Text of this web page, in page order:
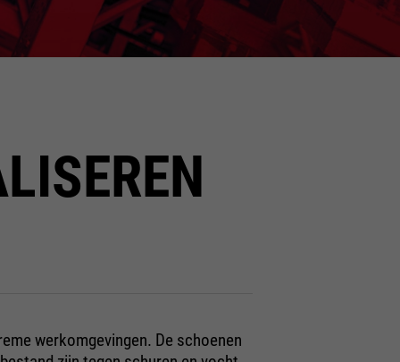
werkomgevingen. De schoenen